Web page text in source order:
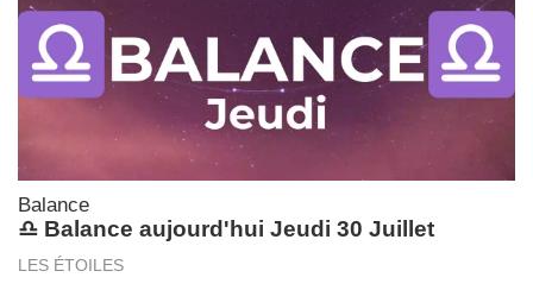
Balance
♎ Balance aujourd'hui Jeudi 30 Juillet
LES ÉTOILES